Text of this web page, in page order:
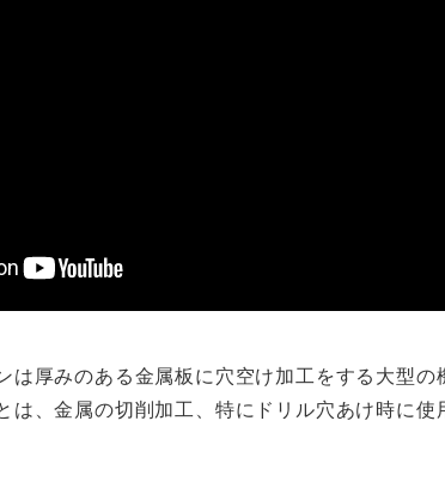
は厚みのある金属板に穴空け加工をする大型
は、金属の切削加工、特にドリル穴あけ時に